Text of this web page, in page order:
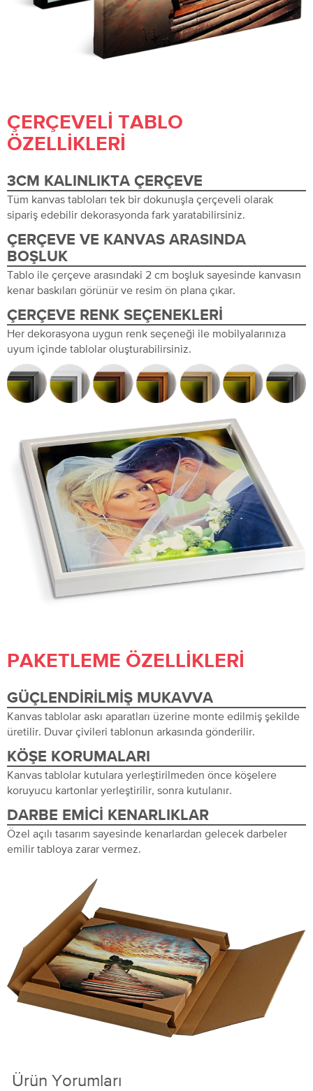
ÇERÇEVELI TABLO
ÖZELLIKLERI
3CM KALINLIKTA ÇERÇEVE
Tüm kanvas tabloları tek bir dokunuşla çerçeveli olarak
sipariş edebilir dekorasyonda fark yaratabilirsiniz.
ÇERÇEVE VE KANVAS ARASINDA
BOŞLUK
Tablo ile çerçeve arasındaki 2 cm boşluk sayesinde kanvasın
kenar baskıları görünür ve resim ön plana çıkar.
ÇERÇEVE RENK SEÇENEKLERI
Her dekorasyona uygun renk seçeneği ile mobilyalarınıza
uyum içinde tablolar oluşturabilirsiniz.
PAKETLEME ÖZELLIKLERI
GÜÇLENDIRILMIŞ MUKAVVA
Kanvas tablolar askı aparatları üzerine monte edilmiş şekilde
üretilir. Duvar çivileri tablonun arkasında gönderilir.
KÖŞE KORUMALARI
Kanvas tablolar kutulara yerleştirilmeden önce köşelere
koruyucu kartonlar yerleştirilir, sonra kutulanır.
DARBE EMICI KENARLIKLAR
Özel açılı tasarım sayesinde kenarlardan gelecek darbeler
emilir tabloya zarar vermez.
Ürün Yorumları